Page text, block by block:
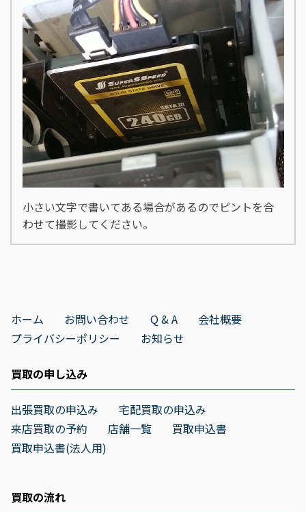
小さい文字で書いてある場合があるのでピントを合
わせて撮影してください。
ホーム お問い合わせ Q & A
会社概要
プライバシーポリシー
お知らせ
買取の申し込み
出張買取の申込み
宅配買取の申込み
来店買取の予約
店舗一覧
買取申込書
買取申込書(法人用)
買取の流れ